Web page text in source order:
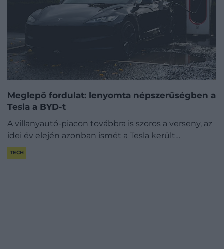
Meglepő fordulat: lenyomta népszerűségben a
Tesla a BYD-t
A villanyautó-piacon továbbra is szoros a verseny, az
idei év elején azonban ismét a Tesla került…
TECH